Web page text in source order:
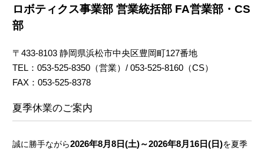
ロボティクス事業部 営業統括部 FA営業部・CS
部
〒433-8103 静岡県浜松市中央区豊岡町127番地
TEL：053-525-8350（営業）/ 053-525-8160（CS）
FAX：053-525-8378
夏季休業のご案内
誠に勝手ながら2026年8月8日(土)～2026年8月16日(日)を夏季